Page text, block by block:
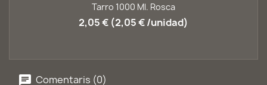
Tarro 1000 Ml. Rosca
2,05 € (2,05 € /unidad)
Comentaris (0)